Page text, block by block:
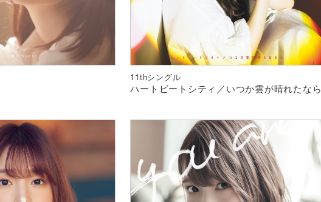
11thシングル
ハートビートシティ／いつか雲が晴れたなら